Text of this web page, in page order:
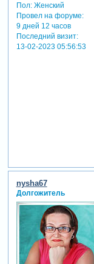
Пол:Женский
Провел на форуме:
9 дней 12 часов
Последний визит:
13-02-2023 05:56:53
nysha67
Долгожитель